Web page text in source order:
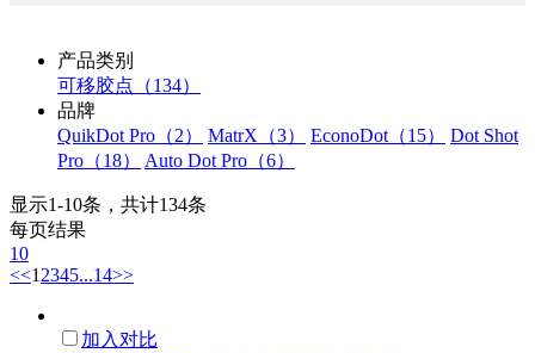
产品类别
可移胶点（134）
品牌
QuikDot Pro（2）
MatrX（3） EconoDot（15）
Dot Shot
Pro（18）
Auto Dot Pro（6）
显示1-10条，共计134条
每页结果
10
<<1 2345...14>>
加入对比